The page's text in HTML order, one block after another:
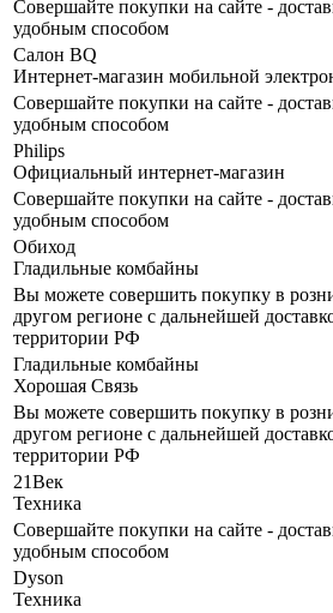
Совершайте покупки на сайте -
удобным способом
Салон BQ
Интернет-магазин мобильной
Совершайте покупки на сайте -
удобным способом
Philips
Официальный интернет-магазин
Совершайте покупки на сайте -
удобным способом
Обиход
Гладильные комбайны
Вы можете совершить покупку в
другом регионе с дальнейшей
территории РФ
Гладильные комбайны
Хорошая Связь
Вы можете совершить покупку в
другом регионе с дальнейшей
территории РФ
21Век
Техника
Совершайте покупки на сайте -
удобным способом
Dyson
Техника